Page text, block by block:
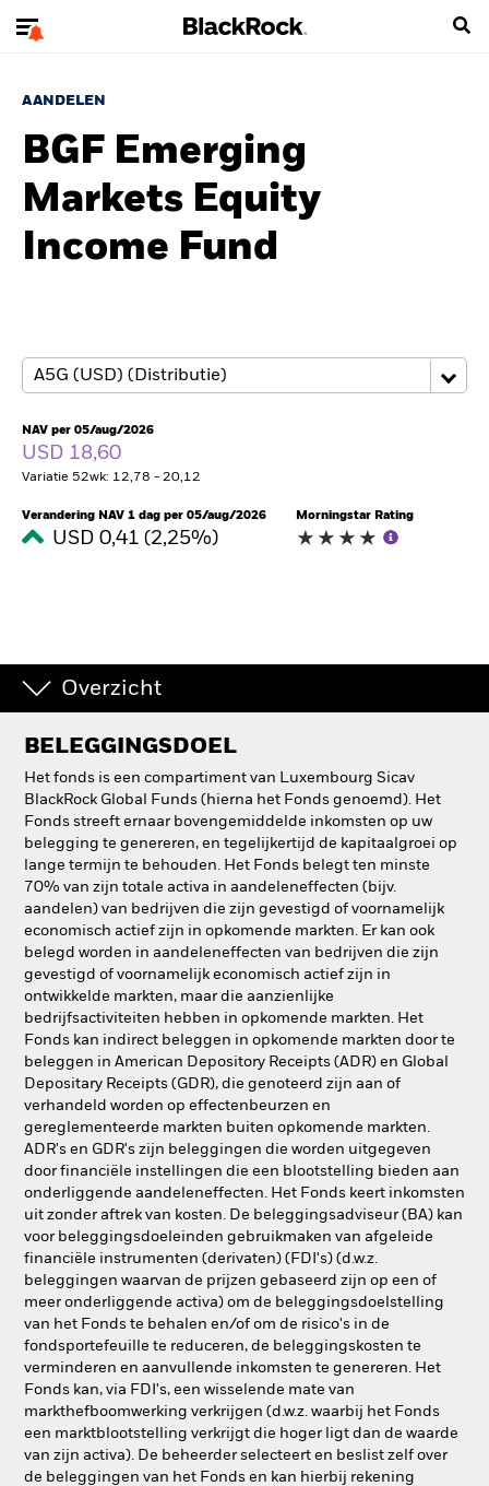
AANDELEN
BGF Emerging
Markets Equity
Income Fund
NAV per 05/aug/2026
USD 18,60
Variatie 52wk: 12,78 - 20,12
Verandering NAV 1 dag per 05/aug/2026
USD 0,41 (2,25%)
Morningstar Rating
Overzicht
BELEGGINGSDOEL
Het fonds is een compartiment van Luxembourg Sicav
BlackRock Global Funds (hierna het Fonds genoemd). Het
Fonds streeft ernaar bovengemiddelde inkomsten op uw
belegging te genereren, en tegelijkertijd de kapitaalgroei op
lange termijn te behouden. Het Fonds belegt ten minste
70% van zijn totale activa in aandeleneffecten (bijv.
aandelen) van bedrijven die zijn gevestigd of voornamelijk
economisch actief zijn in opkomende markten. Er kan ook
belegd worden in aandeleneffecten van bedrijven die zijn
gevestigd of voornamelijk economisch actief zijn in
ontwikkelde markten, maar die aanzienlijke
bedrijfsactiviteiten hebben in opkomende markten. Het
Fonds kan indirect beleggen in opkomende markten door te
beleggen in American Depository Receipts (ADR) en Global
Depositary Receipts (GDR), die genoteerd zijn aan of
verhandeld worden op effectenbeurzen en
gereglementeerde markten buiten opkomende markten.
ADR's en GDR's zijn beleggingen die worden uitgegeven
door financiële instellingen die een blootstelling bieden aan
onderliggende aandeleneffecten. Het Fonds keert inkomsten
uit zonder aftrek van kosten. De beleggingsadviseur (BA) kan
voor beleggingsdoeleinden gebruikmaken van afgeleide
financiële instrumenten (derivaten) (FDI's) (d.w.z.
beleggingen waarvan de prijzen gebaseerd zijn op een of
meer onderliggende activa) om de beleggingsdoelstelling
van het Fonds te behalen en/of om de risico's in de
fondsportefeuille te reduceren, de beleggingskosten te
verminderen en aanvullende inkomsten te genereren. Het
Fonds kan, via FDI's, een wisselende mate van
markthefboomwerking verkrijgen (d.w.z. waarbij het Fonds
een marktblootstelling verkrijgt die hoger ligt dan de waarde
van zijn activa). De beheerder selecteert en beslist zelf over
de beleggingen van het Fonds en kan hierbij rekening